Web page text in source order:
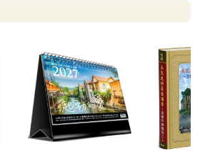
八3）、耕種（二十4）、倉房（三10）
。本書也有描述一些關於城市的生活，
都與家庭中的日常生活有關，論及人們每
如是要勤苦工作，還是要偷懶？要誠實，
儉，還是揮霍？要借，還是要貸？要忍
沉默，還是健談？要富足，還是貧窮？箴
關係、商業道德、道德方面的選擇，以及
和適用性而言⋯⋯箴言通常是放諸四海皆
歐爾頓（ROBERT L. ALDEN）《箴言》